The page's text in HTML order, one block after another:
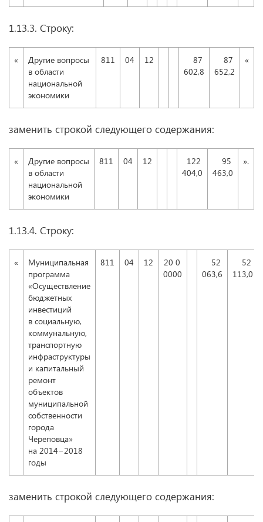
1.13.3. Строку:
«
Другие вопросы
в области
национальной
экономики
811 04 12
87
602,8
87
652,2
«
заменить строкой следующего содержания:
«
Другие вопросы
в области
национальной
экономики
811 04 12
122
404,0
95
463,0
».
1.13.4. Строку:
«
Муниципальная
программа
«Осуществление
бюджетных
инвестиций
в социальную,
коммунальную,
транспортную
инфраструктуры
и капитальный
ремонт
объектов
муниципальной
собственности
города
Череповца»
на 2014−2018
годы
811 04 12
20 0
0000
52
063,6
52
113,0
заменить строкой следующего содержания: